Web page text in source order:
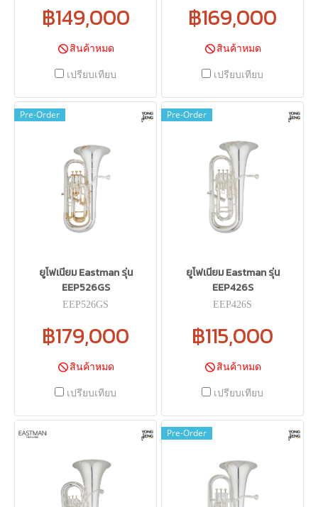
฿149,000
สินค้าหมด
เปรียบเทียบ
฿169,000
สินค้าหมด
เปรียบเทียบ
Pre-Order
ยูโฟเนียม Eastman รุ่น
EEP526GS
EEP526GS
฿179,000
สินค้าหมด
เปรียบเทียบ
Pre-Order
ยูโฟเนียม Eastman รุ่น
EEP426S
EEP426S
฿115,000
สินค้าหมด
เปรียบเทียบ
Pre-Order